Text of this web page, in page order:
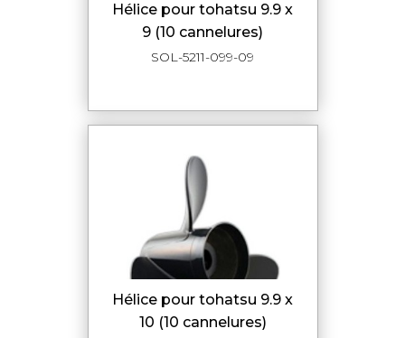
hélice pour tohatsu 9.9 x
9 (10 cannelures)
SOL-5211-099-09
hélice pour tohatsu 9.9 x
10 (10 cannelures)